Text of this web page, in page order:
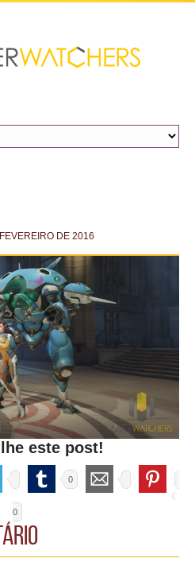
DE 2016
este post!
0
0